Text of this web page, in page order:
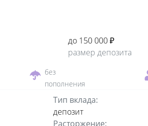
до 150 000 ₽
размер депозита
без
пополнения
Тип вклада:
депозит
Расторжение: